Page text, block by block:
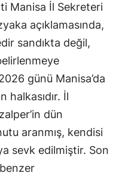
Manisa İl Sekreteri
açıklamasında,
sandıkta değil,
günü Manisa’da
halkasıdır. İl
dün
aranmış, kendisi
sevk edilmiştir. Son